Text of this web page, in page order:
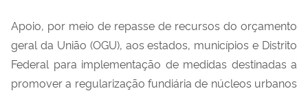
Apoio, por meio de repasse de recursos do orçamento
geral da União (OGU), aos estados, municípios e Distrito
Federal para implementação de medidas destinadas a
promover a regularização fundiária de núcleos urbanos